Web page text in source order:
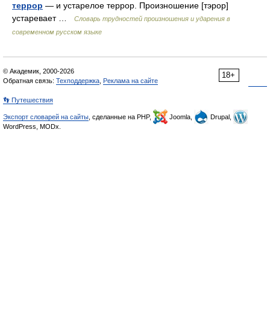
террор — и устарелое террор. Произношение [тэрор]
устаревает …
Словарь трудностей произношения и ударения в
современном русском языке
18+
© Академик, 2000-2026
Обратная связь: Техподдержка Реклама на сайте
👣 Путешествия
Экспорт словарей на сайты , сделанные на PHP, Joomla,
Drupal,
WordPress, MODx.